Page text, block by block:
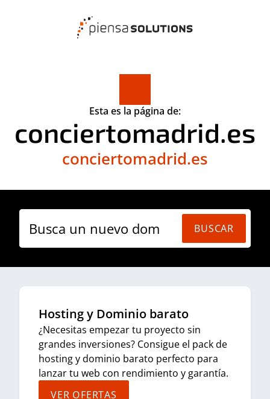
Esta es la página de:
conciertomadrid.es
conciertomadrid.es
Busca un nuevo domi BUSCAR
Hosting y Dominio barato
¿Necesitas empezar tu proyecto sin
grandes inversiones? Consigue el pack de
hosting y dominio barato perfecto para
lanzar tu web con rendimiento y garantía.
VER OFERTAS